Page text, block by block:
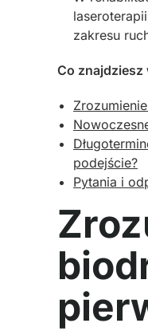
zakresu
Co znajdziesz
podejście?
Pytania i